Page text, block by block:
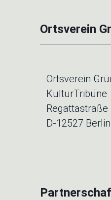
Ortsverein
Ortsverein
KulturTribüne
Regattastraße
D-12527 Berlin